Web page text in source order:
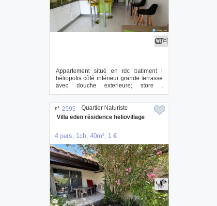
Appartement situé en rdc batiment l
héliopolis côté intérieur grande terrasse
avec douche exterieure; store ,
équipeme...
n° 2595
Villa eden résidence heliovillage
4 pers, 1ch, 40m², 1 €
Quartier Naturiste